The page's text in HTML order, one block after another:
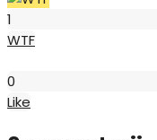
1
WTF
0
Like